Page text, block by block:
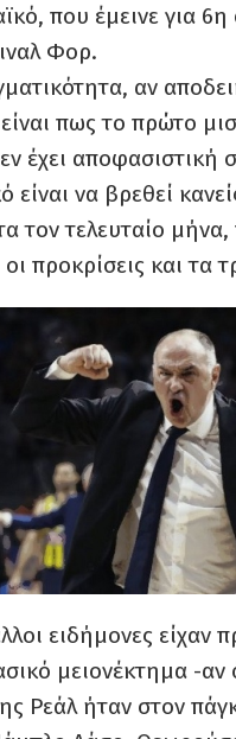
που έμεινε για 6η
Φορ.
αν
πως το πρώτο
έχει αποφασιστική
είναι να βρεθεί
τον τελευταίο
οι προκρίσεις και τα
ειδήμονες είχαν
μειονέκτημα -αν
Ρεάλ ήταν στον